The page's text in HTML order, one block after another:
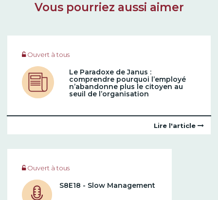
Vous pourriez aussi aimer
Ouvert à tous
Le Paradoxe de Janus :
comprendre pourquoi l’employé
n’abandonne plus le citoyen au
seuil de l’organisation
Lire l'article
Ouvert à tous
S8E18 - Slow Management